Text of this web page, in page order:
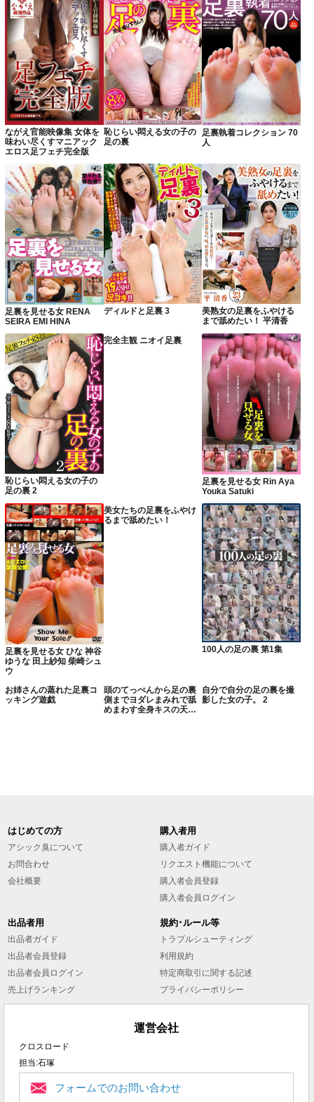
ながえ官能映像集 女体を
味わい尽くすマニアック
エロス足フェチ完全版
恥じらい悶える女の子の
足の裏
足裏執着コレクション 70
人
足裏を見せる女 RENA
SEIRA EMI HINA
ディルドと足裏 3
美熟女の足裏をふやける
まで舐めたい！ 平清香
恥じらい悶える女の子の
足の裏 2
完全主観 ニオイ足裏
足裏を見せる女 Rin Aya
Youka Satuki
足裏を見せる女 ひな 神谷
ゆうな 田上紗知 柴崎シュ
ウ
美女たちの足裏をふやけ
るまで舐めたい！
100人の足の裏 第1集
お姉さんの蒸れた足裏コ
ッキング遊戯
頭のてっぺんから足の裏
側までヨダレまみれで舐
めまわす全身キスの天
自分で自分の足の裏を撮
影した女の子。 2
はじめての方
アシック臭について
お問合わせ
会社概要
購入者用
購入者ガイド
リクエスト機能について
購入者会員登録
購入者会員ログイン
出品者用
出品者ガイド
出品者会員登録
出品者会員ログイン
売上げランキング
規約･ルール等
トラブルシューティング
利用規約
特定商取引に関する記述
プライバシーポリシー
運営会社
クロスロード
担当:石塚
フォームでのお問い合わせ